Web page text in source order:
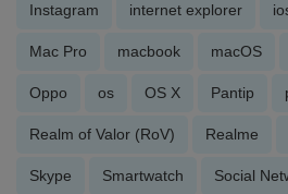
Instagram internet explorer
Mac Pro macbook macOS
Oppo os OS X Pantip
Realm of Valor (RoV) Realme
Skype Smartwatch Social